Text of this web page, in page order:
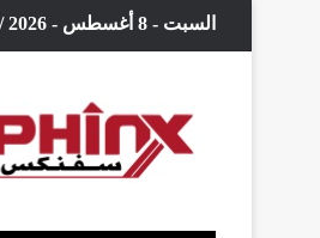
السبت - 8 أغسطس - 2026 / 8:40 صباحًا